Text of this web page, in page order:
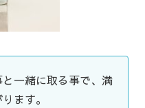
一緒に取る事で、満
ます。